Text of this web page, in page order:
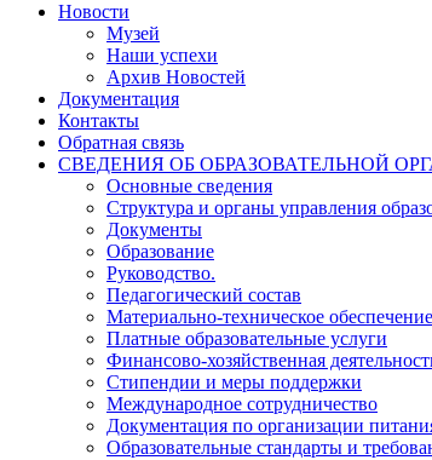
Новости
Музей
Наши успехи
Архив Новостей
Документация
Контакты
Обратная связь
СВЕДЕНИЯ ОБ ОБРАЗОВАТЕЛЬНОЙ
Основные сведения
Структура и органы управления
Документы
Образование
Руководство.
Педагогический состав
Материально-техническое
Платные образовательные услуги
Финансово-хозяйственная
Стипендии и меры поддержки
Международное сотрудничество
Документация по организации
Образовательные стандарты и